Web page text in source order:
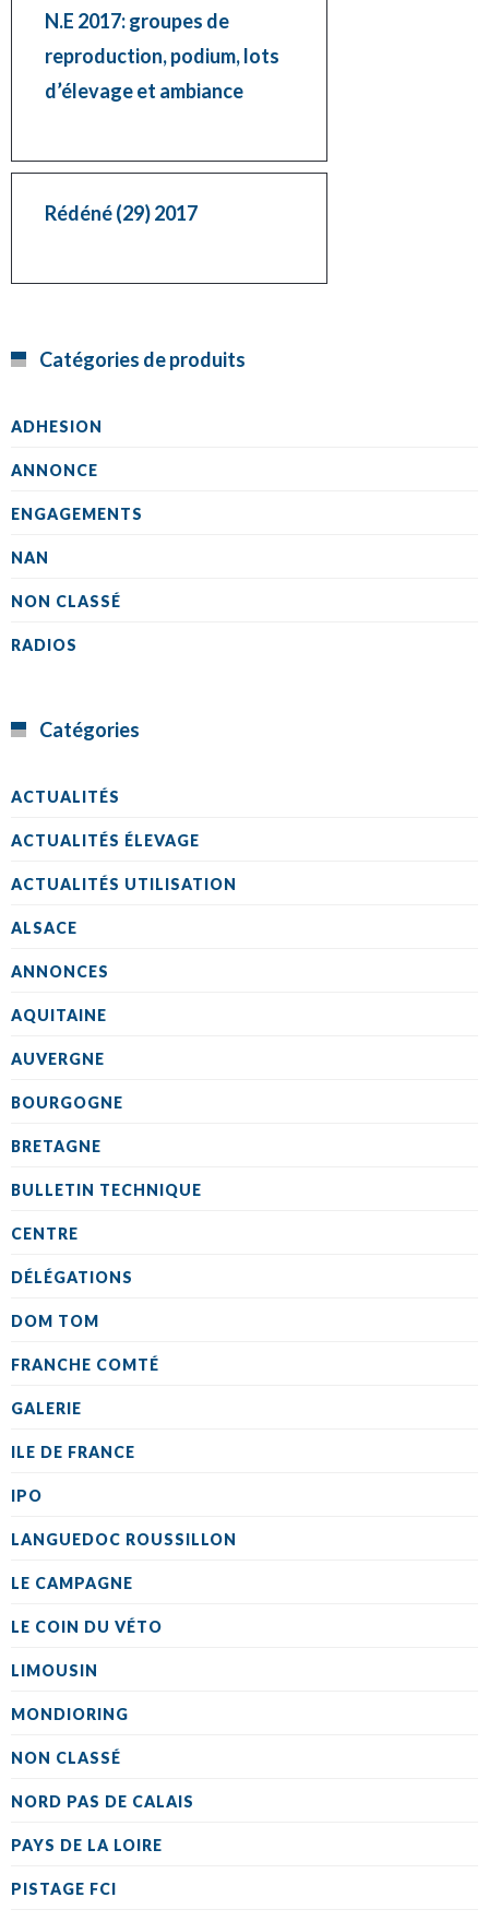
N.E 2017: groupes de
reproduction, podium, lots
d’élevage et ambiance
Rédéné (29) 2017
Catégories de produits
ADHESION
ANNONCE
ENGAGEMENTS
NAN
NON CLASSÉ
RADIOS
Catégories
ACTUALITÉS
ACTUALITÉS ÉLEVAGE
ACTUALITÉS UTILISATION
ALSACE
ANNONCES
AQUITAINE
AUVERGNE
BOURGOGNE
BRETAGNE
BULLETIN TECHNIQUE
CENTRE
DÉLÉGATIONS
DOM TOM
FRANCHE COMTÉ
GALERIE
ILE DE FRANCE
IPO
LANGUEDOC ROUSSILLON
LE CAMPAGNE
LE COIN DU VÉTO
LIMOUSIN
MONDIORING
NON CLASSÉ
NORD PAS DE CALAIS
PAYS DE LA LOIRE
PISTAGE FCI